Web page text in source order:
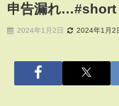
申告漏れ…#short
2024年1月2日 2024年1月2